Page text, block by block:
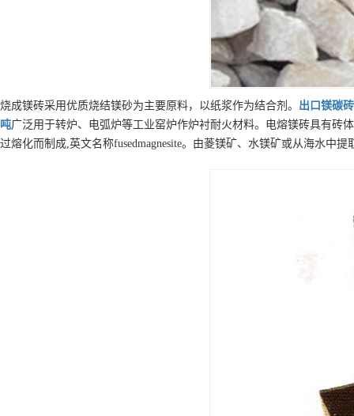
烧成镁砖采用优质烧结镁砂为主要原料，以纸浆作为结合剂。 出口镁碳砖
吨广泛用于转炉、电弧炉等工业窑炉作炉衬耐火材料。电熔镁砖具有砖
过熔化而制成,英文名称fusedmagnesite。由菱镁矿、水镁矿或从海水中